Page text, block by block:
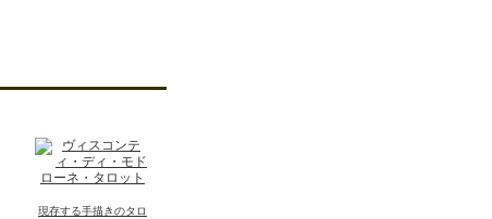
現存する手描きのタロ